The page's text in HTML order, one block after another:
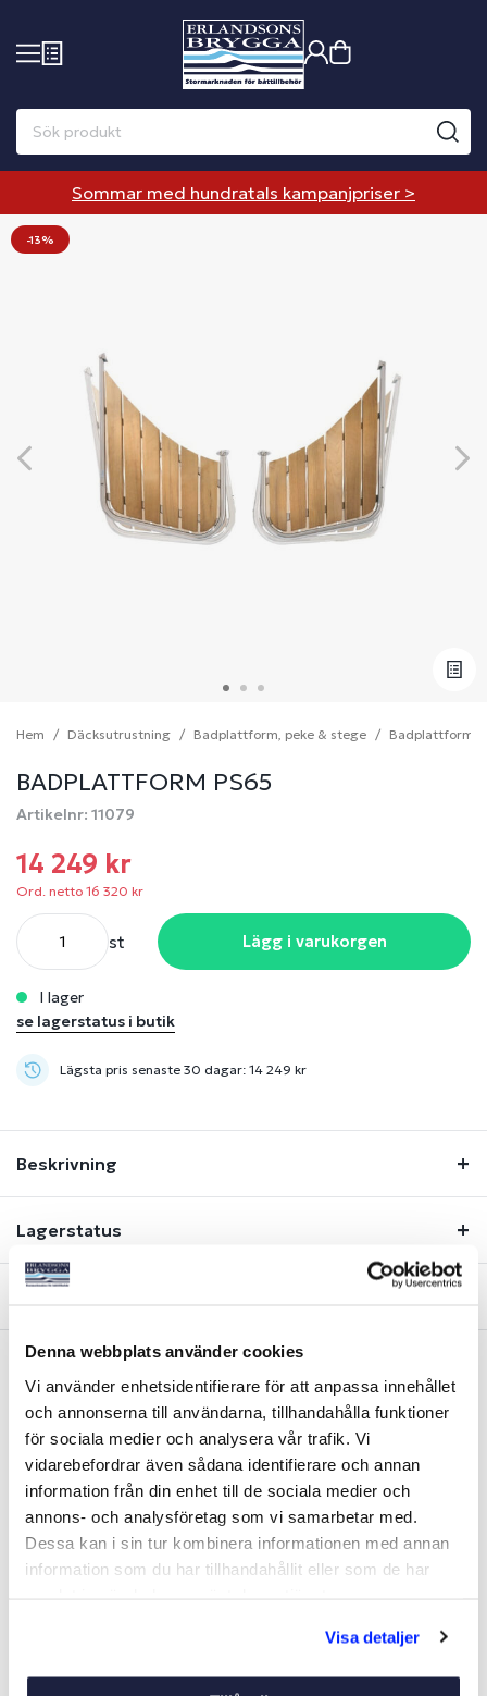
Denna webbplats använder cookies
Vi använder enhetsidentifierare för att anpassa innehållet
och annonserna till användarna, tillhandahålla funktioner
för sociala medier och analysera vår trafik. Vi
vidarebefordrar även sådana identifierare och annan
information från din enhet till de sociala medier och
annons- och analysföretag som vi samarbetar med.
Dessa kan i sin tur kombinera informationen med annan
information som du har tillhandahållit eller som de har
Visa detaljer
Sommar med hundratals kampanjpriser >
-13%
Hem Däcksutrustning Badplattform, peke & stege Badplattform
BADPLATTFORM PS65
Artikelnr: 11079
14 249 kr
Ord. netto 16 320 kr
st Lägg i varukorgen
i lager
se lagerstatus i butik
Lägsta pris senaste 30 dagar: 14 249 kr
Beskrivning
Lagerstatus
Liknande produkter
BADPLATTFORM
-34%
BADPLATTFORM